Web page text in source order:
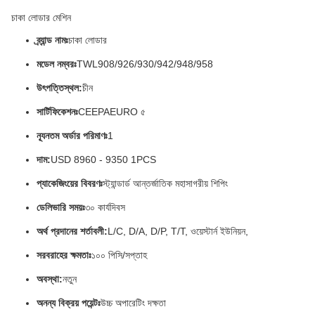
চাকা লোডার মেশিন
ব্র্যান্ড নামঃচাকা লোডার
মডেল নম্বরঃTWL908/926/930/942/948/958
উৎপত্তিস্থল:চীন
সার্টিফিকেশনঃCEEPAEURO ৫
ন্যূনতম অর্ডার পরিমাণঃ1
দাম:USD 8960 - 9350 1PCS
প্যাকেজিংয়ের বিবরণঃস্ট্যান্ডার্ড আন্তর্জাতিক মহাসাগরীয় শিপিং
ডেলিভারি সময়ঃ৩০ কার্যদিবস
অর্থ প্রদানের শর্তাবলী:L/C, D/A, D/P, T/T, ওয়েস্টার্ন ইউনিয়ন,
সরবরাহের ক্ষমতাঃ১০০ পিসি/সপ্তাহ
অবস্থা:নতুন
অনন্য বিক্রয় পয়েন্টঃউচ্চ অপারেটিং দক্ষতা